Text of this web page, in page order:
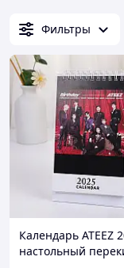
Фильтры
Календарь ATEEZ
настольный